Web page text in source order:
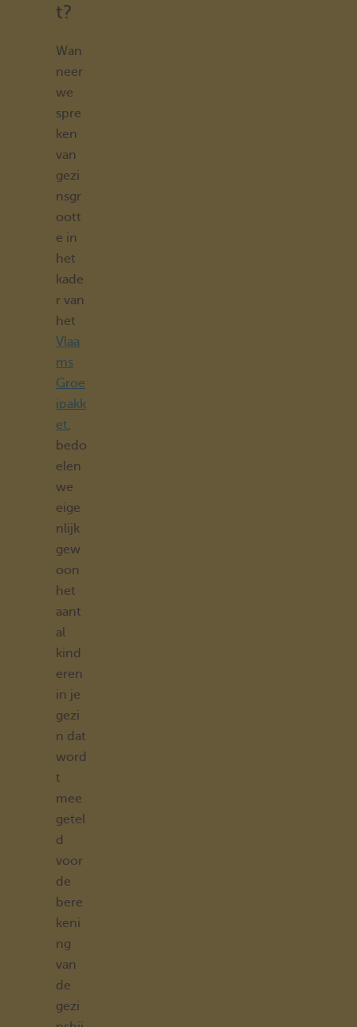
t?
Wan
neer
we
spre
ken
van
gezi
nsgr
oott
e in
het
kade
r van
het
Vlaa
ms
Groe
ipakk
et,
bedo
elen
we
eige
nlijk
gew
oon
het
aant
al
kind
eren
in je
gezi
n dat
word
t
mee
getel
d
voor
de
bere
keni
ng
van
de
gezi